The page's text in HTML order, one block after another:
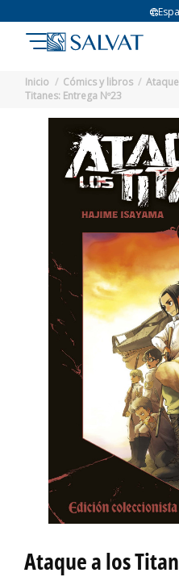
Inicio Cómics y libros
Titanes: Entrega Nº23
Ataque a los